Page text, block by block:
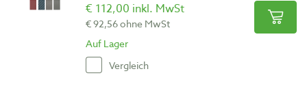
€ 112,00 inkl. MwSt
€ 92,56 ohne MwSt
Auf Lager
Vergleich